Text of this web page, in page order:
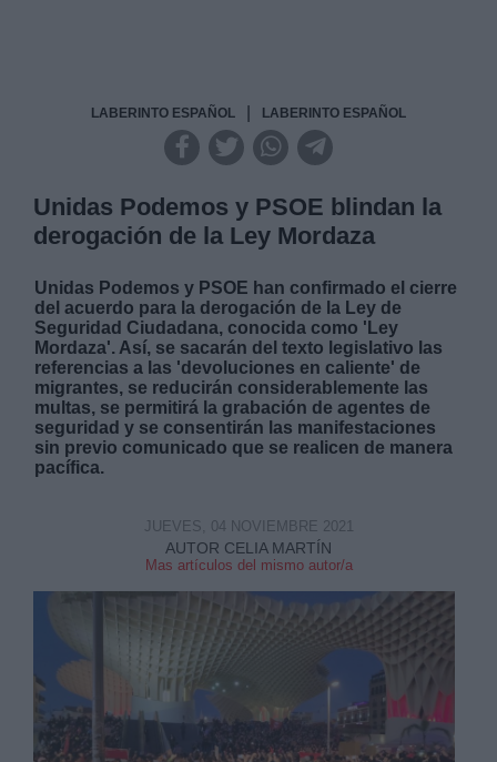
LABERINTO ESPAÑOL LABERINTO ESPAÑOL
Unidas Podemos y PSOE blindan la
derogación de la Ley Mordaza
Unidas Podemos y PSOE han confirmado el cierre
del acuerdo para la derogación de la Ley de
Seguridad Ciudadana, conocida como 'Ley
Mordaza'. Así, se sacarán del texto legislativo las
referencias a las 'devoluciones en caliente' de
migrantes, se reducirán considerablemente las
multas, se permitirá la grabación de agentes de
seguridad y se consentirán las manifestaciones
sin previo comunicado que se realicen de manera
pacífica.
AUTOR CELIA MARTÍN
Mas artículos del mismo autor/a
JUEVES, 04 NOVIEMBRE 2021